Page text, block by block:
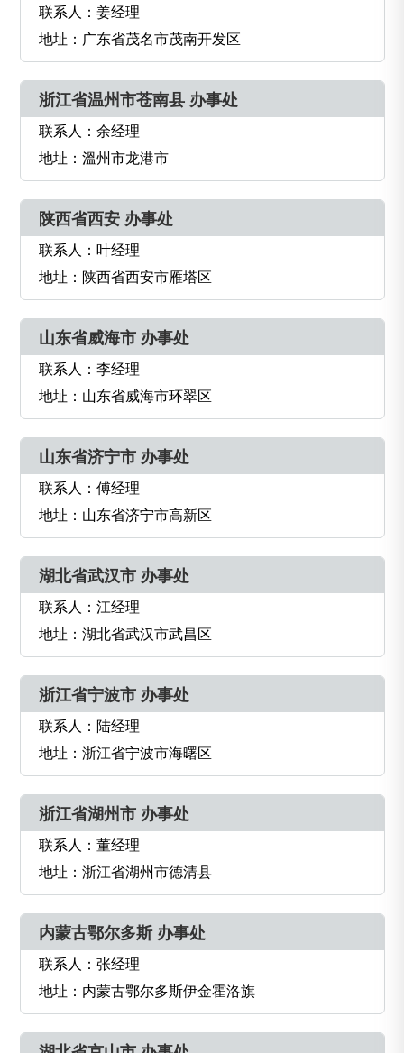
联系人：姜经理
地址：广东省茂名市茂南开发区
浙江省温州市苍南县 办事处
联系人：余经理
地址：溫州市龙港市
陕西省西安 办事处
联系人：叶经理
地址：陕西省西安市雁塔区
山东省威海市 办事处
联系人：李经理
地址：山东省威海市环翠区
山东省济宁市 办事处
联系人：傅经理
地址：山东省济宁市高新区
湖北省武汉市 办事处
联系人：江经理
地址：湖北省武汉市武昌区
浙江省宁波市 办事处
联系人：陆经理
地址：浙江省宁波市海曙区
浙江省湖州市 办事处
联系人：董经理
地址：浙江省湖州市德清县
内蒙古鄂尔多斯 办事处
联系人：张经理
地址：内蒙古鄂尔多斯伊金霍洛旗